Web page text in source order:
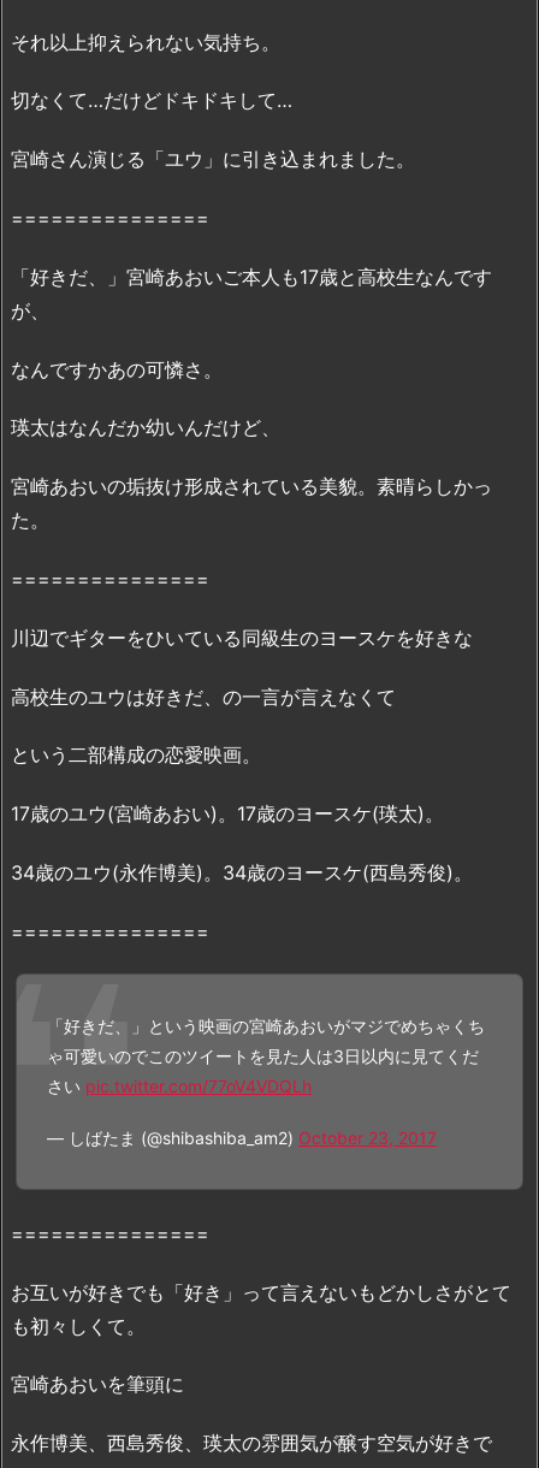
ル
画
P
n
o
D
i
y
t
o
に
な
2.
映
『好
き
の
無
料
ル
は
a
n
o
a」
それ以上抑えられない気持ち。
切なくて…だけどドキドキして…
宮崎さん演じる「ユウ」に引き込まれました。
===============
「好きだ、」宮崎あおいご本人も17歳と高校生なんです
が、
なんですかあの可憐さ。
瑛太はなんだか幼いんだけど、
宮崎あおいの垢抜け形成されている美貌。素晴らしかっ
た。
===============
川辺でギターをひいている同級生のヨースケを好きな
高校生のユウは好きだ、の一言が言えなくて
という二部構成の恋愛映画。
17歳のユウ(宮崎あおい)。17歳のヨースケ(瑛太)。
34歳のユウ(永作博美)。34歳のヨースケ(西島秀俊)。
===============
「好きだ、」という映画の宮崎あおいがマジでめちゃくち
ゃ可愛いのでこのツイートを見た人は3日以内に見てくだ
さい pic.twitter.com/77oV4VDQLh
— しばたま (@shibashiba_am2) October 23, 2017
===============
お互いが好きでも「好き」って言えないもどかしさがとて
も初々しくて。
宮崎あおいを筆頭に
永作博美、西島秀俊、瑛太の雰囲気が醸す空気が好きで